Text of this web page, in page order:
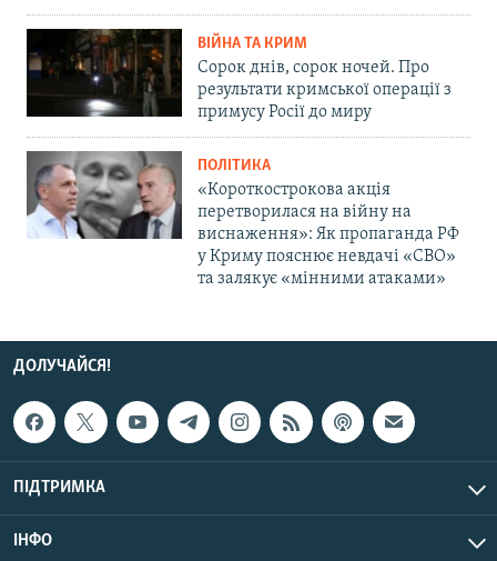
ВІЙНА ТА КРИМ
Сорок днів, сорок ночей. Про
результати кримської операції з
примусу Росії до миру
ПОЛІТИКА
«Короткострокова акція
перетворилася на війну на
виснаження»: Як пропаганда РФ
у Криму пояснює невдачі «СВО»
та залякує «мінними атаками»
ДОЛУЧАЙСЯ!
ПІДТРИМКА
ІНФО